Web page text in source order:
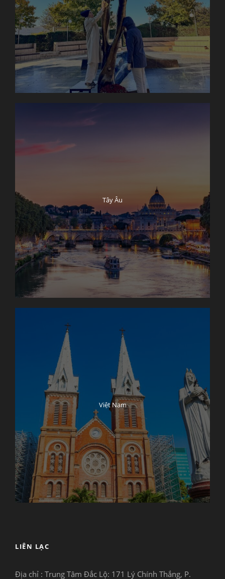
Tây Âu
Việt Nam
LIÊN LẠC
Địa chỉ : Trung Tâm Đắc Lộ: 171 Lý Chính Thắng, P.